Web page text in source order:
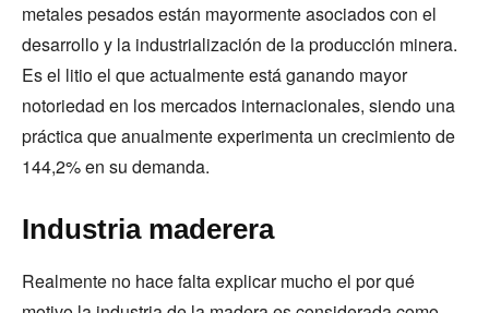
metales pesados están mayormente asociados con el
desarrollo y la industrialización de la producción minera.
Es el litio el que actualmente está ganando mayor
notoriedad en los mercados internacionales, siendo una
práctica que anualmente experimenta un crecimiento de
144,2% en su demanda.
Industria maderera
Realmente no hace falta explicar mucho el por qué